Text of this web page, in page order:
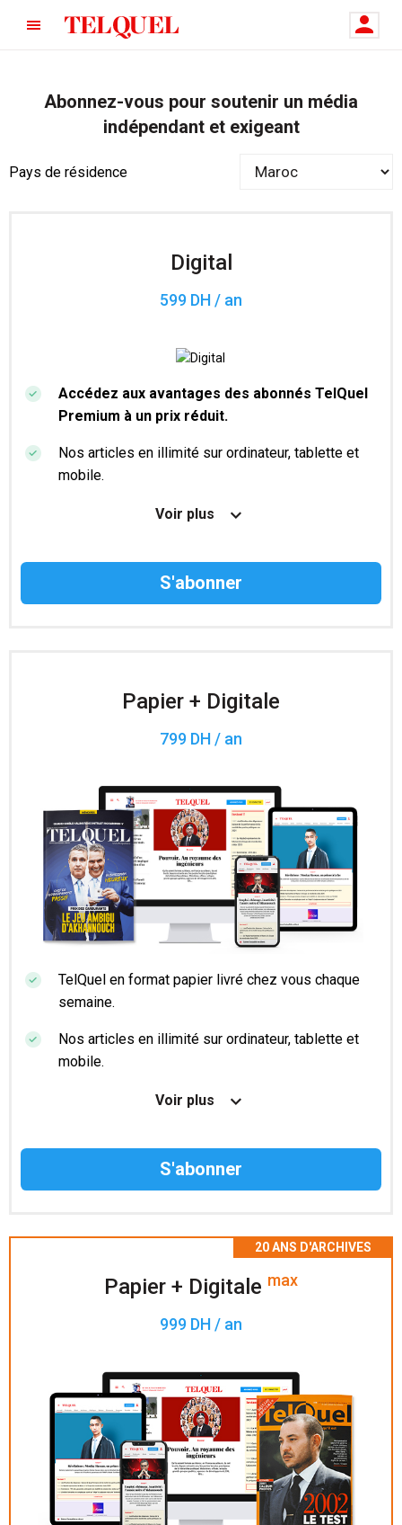
Abonnez-vous pour soutenir un média
indépendant et exigeant
Pays de résidence
Digital
599 DH / an
Accédez aux avantages des abonnés TelQuel
Premium à un prix réduit.
Nos articles en illimité sur ordinateur, tablette et
mobile.
Le magazine TelQuel en numérique avant la sortie
Des informations confidentielles résérvées aux
Voir plus
Papier + Digitale
799 DH / an
TelQuel en format papier livré chez vous chaque
semaine.
Nos articles en illimité sur ordinateur, tablette et
mobile.
Le magazine TelQuel en numérique avant la sortie
Voir plus
Papier + Digitale max
999 DH / an